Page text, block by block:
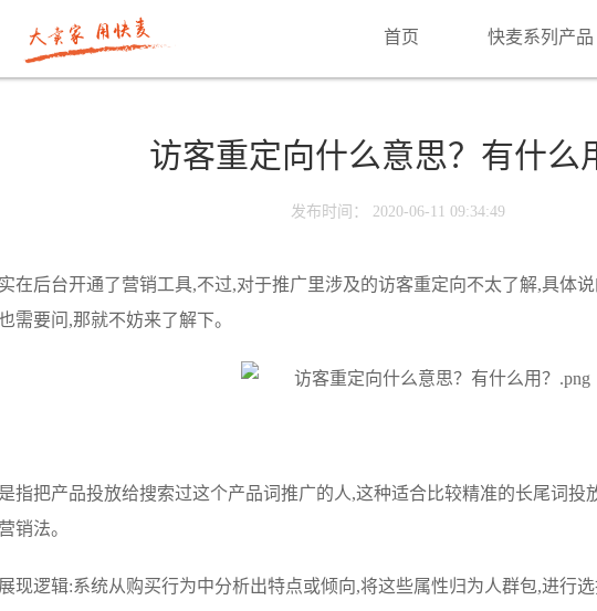
首页 快麦系列产品
访客重定向什么意思？有什么
发布时间： 2020-06-11 09:34:49
在后台开通了营销工具,不过,对于推广里涉及的访客重定向不太了解,具体
需要问,那就不妨来了解下。
指把产品投放给搜索过这个产品词推广的人,这种适合比较精准的长尾词投
销法。
现逻辑:系统从购买行为中分析出特点或倾向,将这些属性归为人群包,进行